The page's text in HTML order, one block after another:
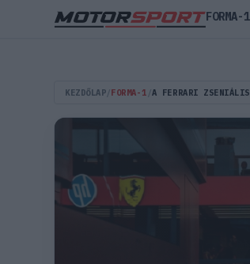
KEZDŐLAP FORMA-1 A FERRARI ZSENIÁLIS
FORMA-1